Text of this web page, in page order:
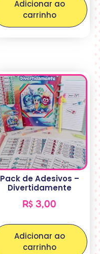
Adicionar ao
carrinho
Pack de Adesivos –
Divertidamente
R$ 3,00
Adicionar ao
carrinho